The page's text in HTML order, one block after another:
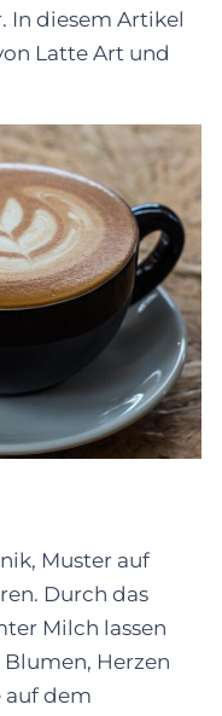
In diesem Artikel
Latte Art und
Muster auf
Durch das
Milch lassen
Herzen
auf dem